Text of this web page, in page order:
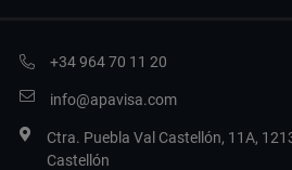
+34 964 70 11 20
info@apavisa.com
Ctra. Puebla Val Castellón, 11A,
Castellón